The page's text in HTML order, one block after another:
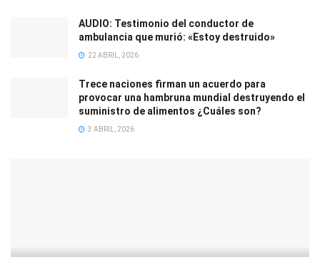
AUDIO: Testimonio del conductor de
ambulancia que murió: «Estoy destruido»
22 ABRIL, 2026
Trece naciones firman un acuerdo para
provocar una hambruna mundial destruyendo el
suministro de alimentos ¿Cuáles son?
3 ABRIL, 2026